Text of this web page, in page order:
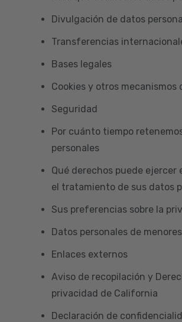
Divulgación de datos
Transferencias
Bases legales
Cookies y otros mecanismos
Seguridad
Por cuánto tiempo
personales
Qué derechos puede ejercer
el tratamiento de sus datos
Sus preferencias sobre la
Datos personales de
Enlaces externos
Aviso de recopilación y
privacidad de California
Declaración de